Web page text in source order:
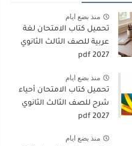
منذ بضع ايام
تحميل كتاب الامتحان لغة
عربية للصف الثالث الثانوي
2027 pdf
منذ بضع ايام
تحميل كتاب الامتحان أحياء
شرح للصف الثالث الثانوي
2027 pdf
منذ بضع ايام